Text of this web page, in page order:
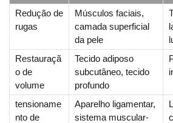
Redução de
rugas
Músculos faciais,
camada superficial
da pele
Restauraçã
o de
volume
Tecido adiposo
subcutâneo, tecido
profundo
tensioname
nto de
Aparelho ligamentar,
sistema muscular-